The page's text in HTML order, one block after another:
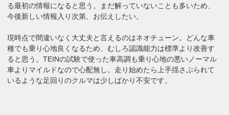
る最初の情報になると思う。まだ解っていないことも多いため、
今後新しい情報入り次第、お伝えしたい。
現時点で間違いなく大丈夫と言えるのはネオチューン。どんな車
種でも乗り心地良くなるため、むしろ認識能力は標準より改善す
ると思う。TEINの試験で使った車高調も乗り心地の悪いノーマル
車よりマイルドなので心配無し。走り始めたら上手揺さぶられて
いるような足回りのクルマは少しばかり不安です。